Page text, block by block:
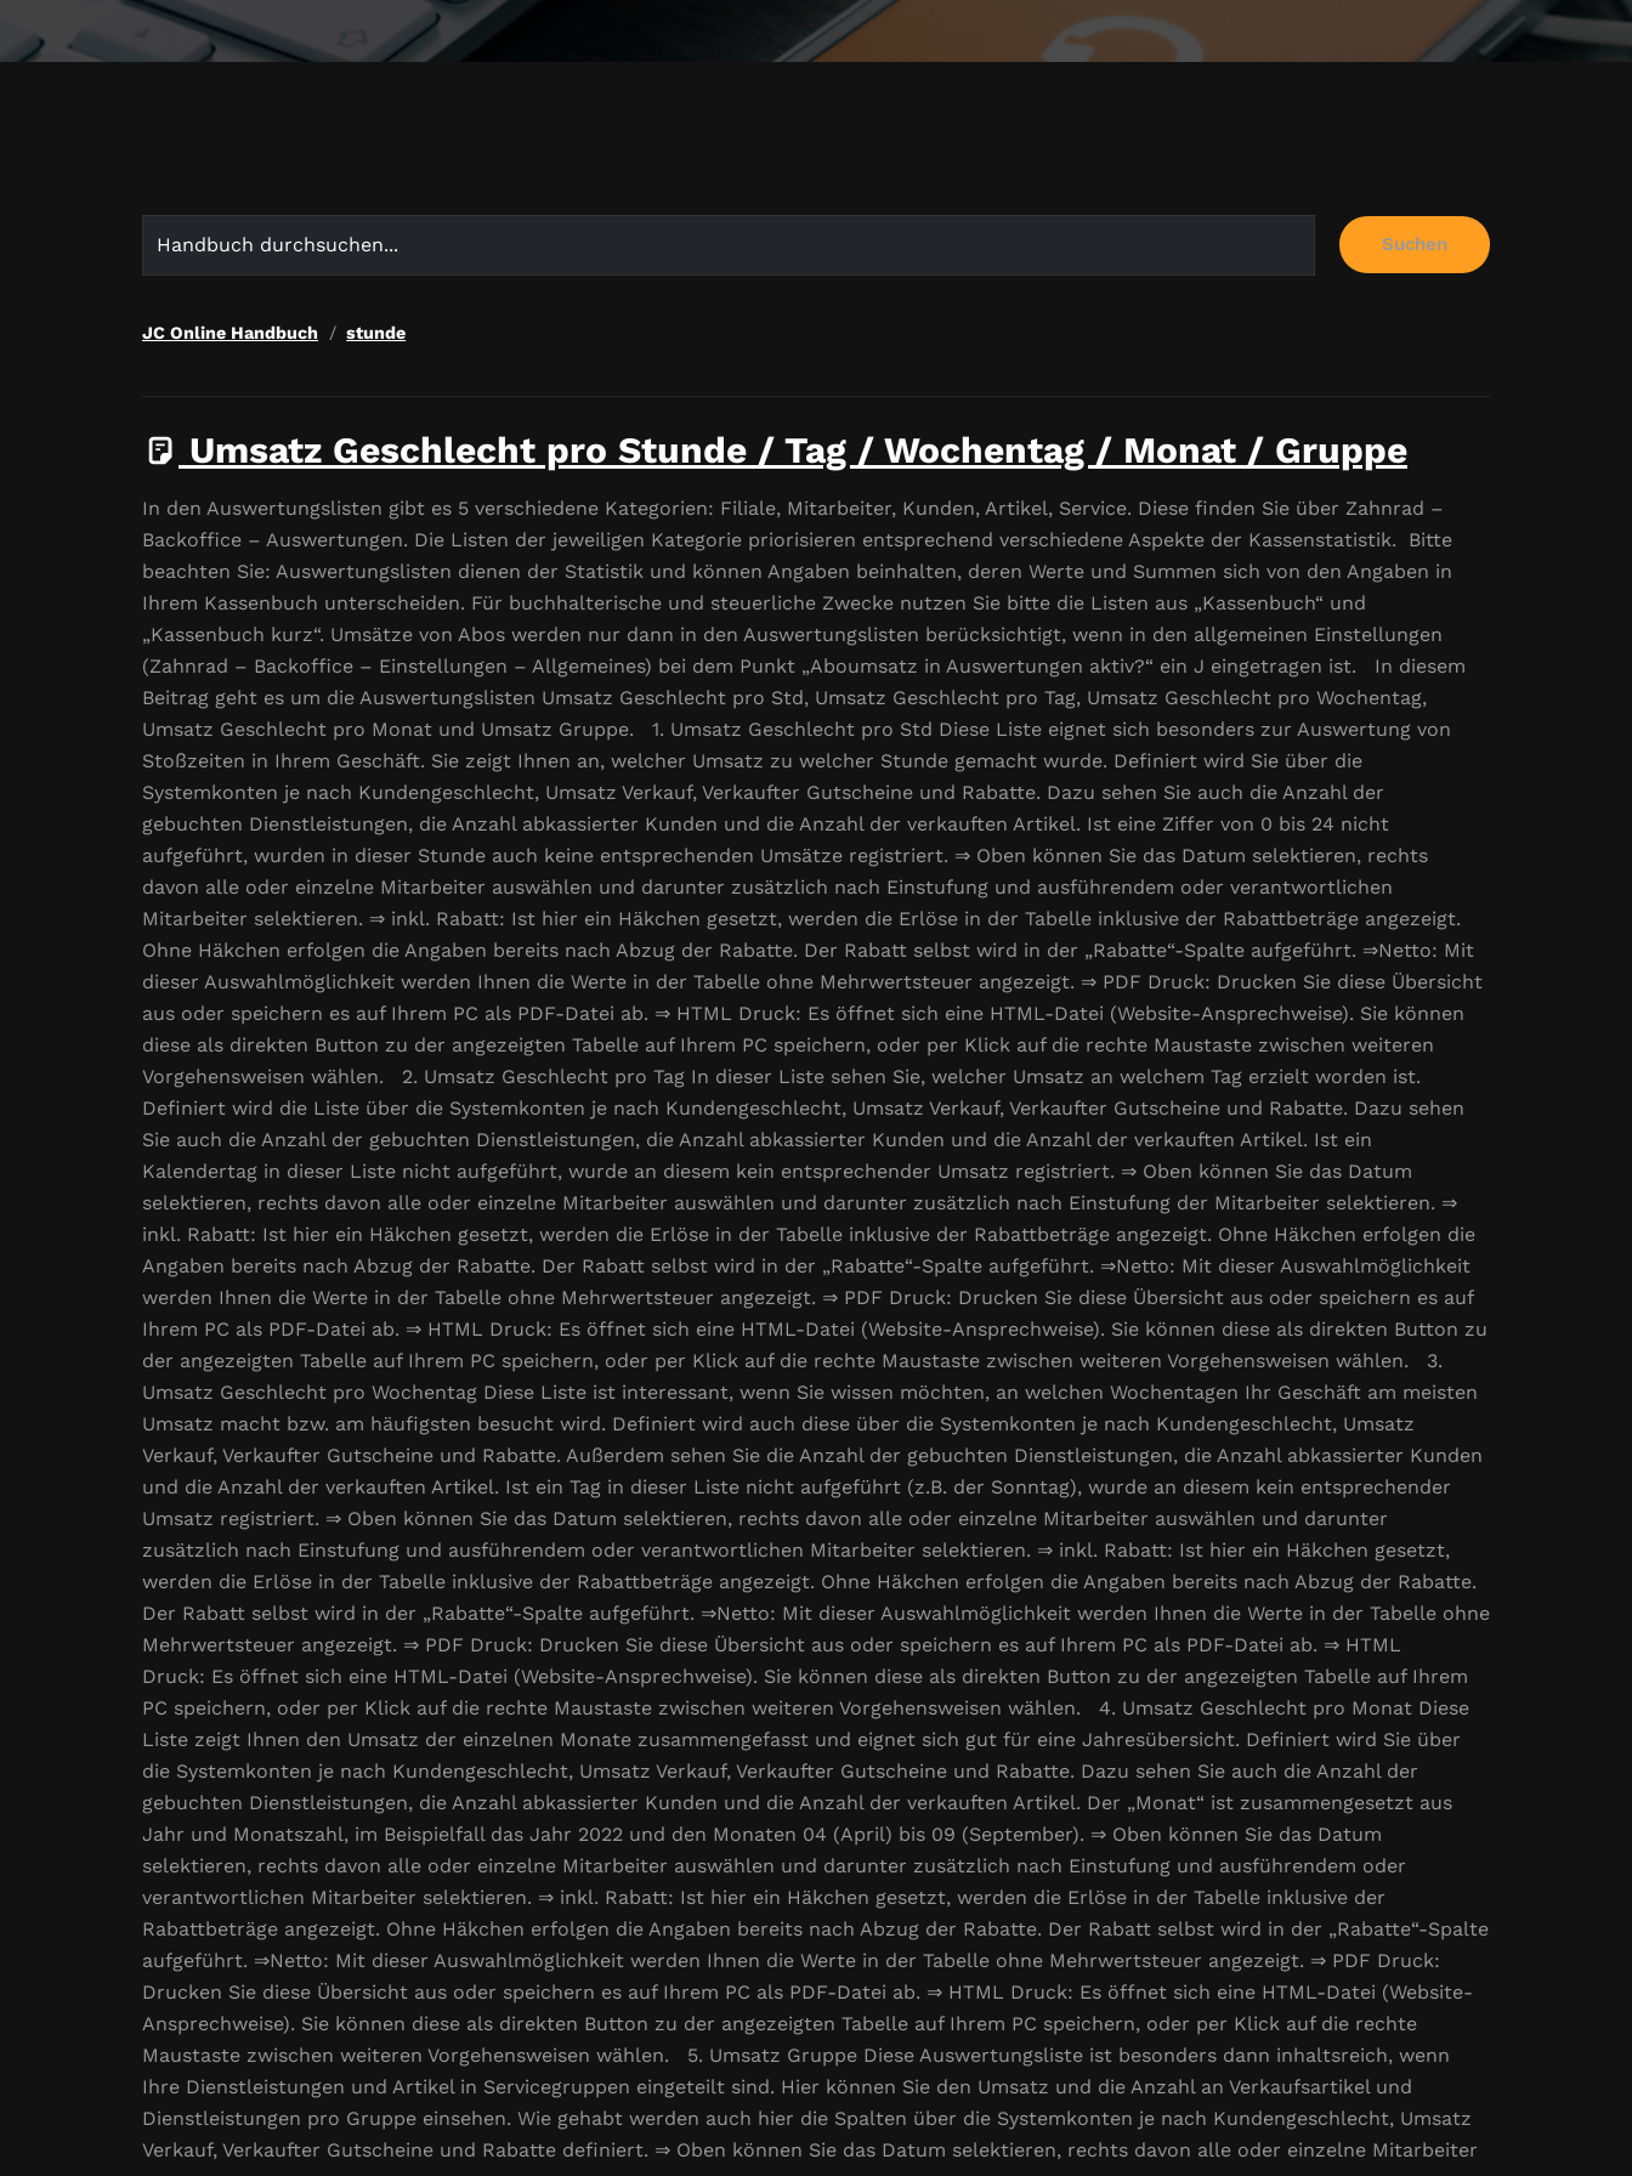
for:
Suchen
JC Online Handbuch stunde
Umsatz Geschlecht pro Stunde / Tag / Wochentag / Monat / Gruppe
In den Auswertungslisten gibt es 5 verschiedene Kategorien: Filiale, Mitarbeiter, Kunden, Artikel, Service. Diese finden Sie über Zahnrad –
Backoffice – Auswertungen. Die Listen der jeweiligen Kategorie priorisieren entsprechend verschiedene Aspekte der Kassenstatistik. Bitte
beachten Sie: Auswertungslisten dienen der Statistik und können Angaben beinhalten, deren Werte und Summen sich von den Angaben in
Ihrem Kassenbuch unterscheiden. Für buchhalterische und steuerliche Zwecke nutzen Sie bitte die Listen aus „Kassenbuch“ und
„Kassenbuch kurz“. Umsätze von Abos werden nur dann in den Auswertungslisten berücksichtigt, wenn in den allgemeinen Einstellungen
(Zahnrad – Backoffice – Einstellungen – Allgemeines) bei dem Punkt „Aboumsatz in Auswertungen aktiv?“ ein J eingetragen ist. In diesem
Beitrag geht es um die Auswertungslisten Umsatz Geschlecht pro Std, Umsatz Geschlecht pro Tag, Umsatz Geschlecht pro Wochentag,
Umsatz Geschlecht pro Monat und Umsatz Gruppe. 1. Umsatz Geschlecht pro Std Diese Liste eignet sich besonders zur Auswertung von
Stoßzeiten in Ihrem Geschäft. Sie zeigt Ihnen an, welcher Umsatz zu welcher Stunde gemacht wurde. Definiert wird Sie über die
Systemkonten je nach Kundengeschlecht, Umsatz Verkauf, Verkaufter Gutscheine und Rabatte. Dazu sehen Sie auch die Anzahl der
gebuchten Dienstleistungen, die Anzahl abkassierter Kunden und die Anzahl der verkauften Artikel. Ist eine Ziffer von 0 bis 24 nicht
aufgeführt, wurden in dieser Stunde auch keine entsprechenden Umsätze registriert. ⇒ Oben können Sie das Datum selektieren, rechts
davon alle oder einzelne Mitarbeiter auswählen und darunter zusätzlich nach Einstufung und ausführendem oder verantwortlichen
Mitarbeiter selektieren. ⇒ inkl. Rabatt: Ist hier ein Häkchen gesetzt, werden die Erlöse in der Tabelle inklusive der Rabattbeträge angezeigt.
Ohne Häkchen erfolgen die Angaben bereits nach Abzug der Rabatte. Der Rabatt selbst wird in der „Rabatte“-Spalte aufgeführt. ⇒Netto: Mit
dieser Auswahlmöglichkeit werden Ihnen die Werte in der Tabelle ohne Mehrwertsteuer angezeigt. ⇒ PDF Druck: Drucken Sie diese Übersicht
aus oder speichern es auf Ihrem PC als PDF-Datei ab. ⇒ HTML Druck: Es öffnet sich eine HTML-Datei (Website-Ansprechweise). Sie können
diese als direkten Button zu der angezeigten Tabelle auf Ihrem PC speichern, oder per Klick auf die rechte Maustaste zwischen weiteren
Vorgehensweisen wählen. 2. Umsatz Geschlecht pro Tag In dieser Liste sehen Sie, welcher Umsatz an welchem Tag erzielt worden ist.
Definiert wird die Liste über die Systemkonten je nach Kundengeschlecht, Umsatz Verkauf, Verkaufter Gutscheine und Rabatte. Dazu sehen
Sie auch die Anzahl der gebuchten Dienstleistungen, die Anzahl abkassierter Kunden und die Anzahl der verkauften Artikel. Ist ein
Kalendertag in dieser Liste nicht aufgeführt, wurde an diesem kein entsprechender Umsatz registriert. ⇒ Oben können Sie das Datum
selektieren, rechts davon alle oder einzelne Mitarbeiter auswählen und darunter zusätzlich nach Einstufung der Mitarbeiter selektieren. ⇒
inkl. Rabatt: Ist hier ein Häkchen gesetzt, werden die Erlöse in der Tabelle inklusive der Rabattbeträge angezeigt. Ohne Häkchen erfolgen die
Angaben bereits nach Abzug der Rabatte. Der Rabatt selbst wird in der „Rabatte“-Spalte aufgeführt. ⇒Netto: Mit dieser Auswahlmöglichkeit
werden Ihnen die Werte in der Tabelle ohne Mehrwertsteuer angezeigt. ⇒ PDF Druck: Drucken Sie diese Übersicht aus oder speichern es auf
Ihrem PC als PDF-Datei ab. ⇒ HTML Druck: Es öffnet sich eine HTML-Datei (Website-Ansprechweise). Sie können diese als direkten Button zu
der angezeigten Tabelle auf Ihrem PC speichern, oder per Klick auf die rechte Maustaste zwischen weiteren Vorgehensweisen wählen. 3.
Umsatz Geschlecht pro Wochentag Diese Liste ist interessant, wenn Sie wissen möchten, an welchen Wochentagen Ihr Geschäft am meisten
Umsatz macht bzw. am häufigsten besucht wird. Definiert wird auch diese über die Systemkonten je nach Kundengeschlecht, Umsatz
Verkauf, Verkaufter Gutscheine und Rabatte. Außerdem sehen Sie die Anzahl der gebuchten Dienstleistungen, die Anzahl abkassierter Kunden
und die Anzahl der verkauften Artikel. Ist ein Tag in dieser Liste nicht aufgeführt (z.B. der Sonntag), wurde an diesem kein entsprechender
Umsatz registriert. ⇒ Oben können Sie das Datum selektieren, rechts davon alle oder einzelne Mitarbeiter auswählen und darunter
zusätzlich nach Einstufung und ausführendem oder verantwortlichen Mitarbeiter selektieren. ⇒ inkl. Rabatt: Ist hier ein Häkchen gesetzt,
werden die Erlöse in der Tabelle inklusive der Rabattbeträge angezeigt. Ohne Häkchen erfolgen die Angaben bereits nach Abzug der Rabatte.
Der Rabatt selbst wird in der „Rabatte“-Spalte aufgeführt. ⇒Netto: Mit dieser Auswahlmöglichkeit werden Ihnen die Werte in der Tabelle ohne
Mehrwertsteuer angezeigt. ⇒ PDF Druck: Drucken Sie diese Übersicht aus oder speichern es auf Ihrem PC als PDF-Datei ab. ⇒ HTML
Druck: Es öffnet sich eine HTML-Datei (Website-Ansprechweise). Sie können diese als direkten Button zu der angezeigten Tabelle auf Ihrem
PC speichern, oder per Klick auf die rechte Maustaste zwischen weiteren Vorgehensweisen wählen. 4. Umsatz Geschlecht pro Monat Diese
Liste zeigt Ihnen den Umsatz der einzelnen Monate zusammengefasst und eignet sich gut für eine Jahresübersicht. Definiert wird Sie über
die Systemkonten je nach Kundengeschlecht, Umsatz Verkauf, Verkaufter Gutscheine und Rabatte. Dazu sehen Sie auch die Anzahl der
gebuchten Dienstleistungen, die Anzahl abkassierter Kunden und die Anzahl der verkauften Artikel. Der „Monat“ ist zusammengesetzt aus
Jahr und Monatszahl, im Beispielfall das Jahr 2022 und den Monaten 04 (April) bis 09 (September). ⇒ Oben können Sie das Datum
selektieren, rechts davon alle oder einzelne Mitarbeiter auswählen und darunter zusätzlich nach Einstufung und ausführendem oder
verantwortlichen Mitarbeiter selektieren. ⇒ inkl. Rabatt: Ist hier ein Häkchen gesetzt, werden die Erlöse in der Tabelle inklusive der
Rabattbeträge angezeigt. Ohne Häkchen erfolgen die Angaben bereits nach Abzug der Rabatte. Der Rabatt selbst wird in der „Rabatte“-Spalte
aufgeführt. ⇒Netto: Mit dieser Auswahlmöglichkeit werden Ihnen die Werte in der Tabelle ohne Mehrwertsteuer angezeigt. ⇒ PDF Druck:
Drucken Sie diese Übersicht aus oder speichern es auf Ihrem PC als PDF-Datei ab. ⇒ HTML Druck: Es öffnet sich eine HTML-Datei (Website-
Ansprechweise). Sie können diese als direkten Button zu der angezeigten Tabelle auf Ihrem PC speichern, oder per Klick auf die rechte
Maustaste zwischen weiteren Vorgehensweisen wählen. 5. Umsatz Gruppe Diese Auswertungsliste ist besonders dann inhaltsreich, wenn
Ihre Dienstleistungen und Artikel in Servicegruppen eingeteilt sind. Hier können Sie den Umsatz und die Anzahl an Verkaufsartikel und
Dienstleistungen pro Gruppe einsehen. Wie gehabt werden auch hier die Spalten über die Systemkonten je nach Kundengeschlecht, Umsatz
Verkauf, Verkaufter Gutscheine und Rabatte definiert. ⇒ Oben können Sie das Datum selektieren, rechts davon alle oder einzelne Mitarbeiter